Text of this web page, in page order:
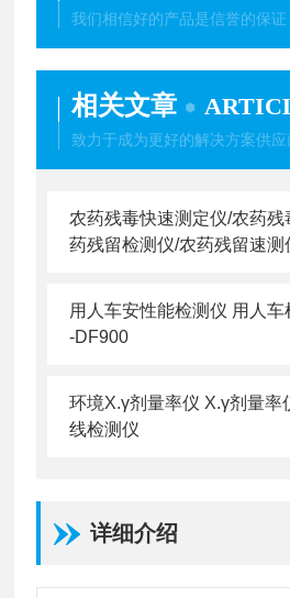
我们相信好的产品是信誉的保证
相关文章
致力于成为更好的解决方案供应
农药残毒快速测定仪/农药残
药残留检测仪/农药残留速测仪 型号：
用人车安性能检测仪 用人车检测仪 型号：HA
-DF900
环境X.γ剂量率仪 X.γ剂量率
线检测仪
详细介绍